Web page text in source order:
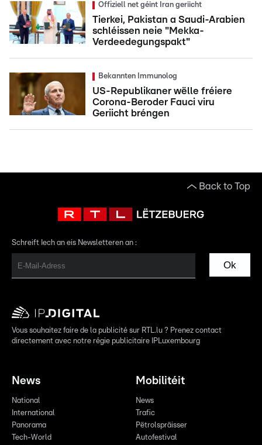
Offiziell net géint Iran geriicht
Tierkei, Pakistan a Saudi-Arabien
schléissen neie "Mekka-
Verdeedegungspakt"
Bekannten Immunolog
US-Republikaner wëlle fréiere
Corona-Beroder Fauci viru
Geriicht bréngen
Back to Top
Schreift Iech an eis Newsletteren an :
Ok
Vous souhaitez faire de la publicité sur RTL.lu ? Prenez contact
directement avec notre régie publicitaire IPLuxembourg
News
National
International
Panorama
Tech-World
Mobilitéit
News
Trafic
Pëtrolspräisser
Autofestival